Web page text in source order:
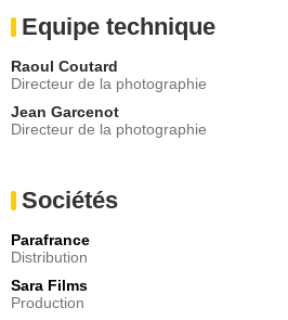
Equipe technique
Raoul Coutard
Directeur de la photographie
Jean Garcenot
Directeur de la photographie
Sociétés
Parafrance
Distribution
Sara Films
Production